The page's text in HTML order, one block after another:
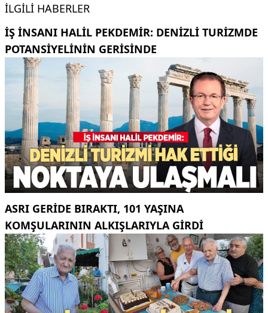
İLGILI HABERLER
İŞ INSANI HALIL PEKDEMIR: DENIZLI TURIZMDE
POTANSIYELININ GERISINDE
ASRI GERIDE BIRAKTI, 101 YAŞINA
KOMŞULARININ ALKIŞLARIYLA GIRDI